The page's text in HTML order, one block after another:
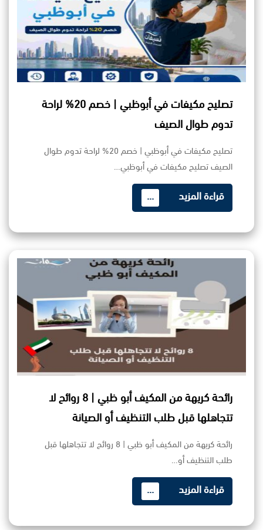
تصليح مكيفات في أبوظبي | خصم 20% لراحة
تدوم طوال الصيف
تصليح مكيفات في أبوظبي | خصم 20% لراحة تدوم طوال
الصيف تصليح مكيفات في أبوظبي…
قراءة المزيد ...
رائحة كريهة من المكيف أبو ظبي | 8 روائح لا
تتجاهلها قبل طلب التنظيف أو الصيانة
رائحة كريهة من المكيف أبو ظبي | 8 روائح لا تتجاهلها قبل
طلب التنظيف أو…
قراءة المزيد ...